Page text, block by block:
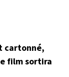
cartonné,
film sortira